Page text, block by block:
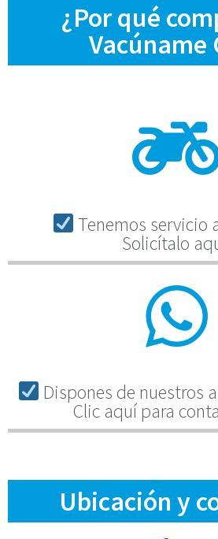
¿Por qué
Vacúname
Tenemos servicio
Solicítalo
Dispones de nuestros
Clic aquí para
Ubicación y